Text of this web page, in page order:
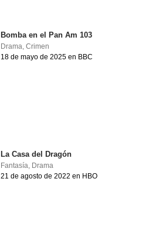
Bomba en el Pan Am 103
Drama ,Crimen
18 de mayo de 2025 en BBC
La Casa del Dragón
Fantasía, Drama
21 de agosto de 2022 en HBO